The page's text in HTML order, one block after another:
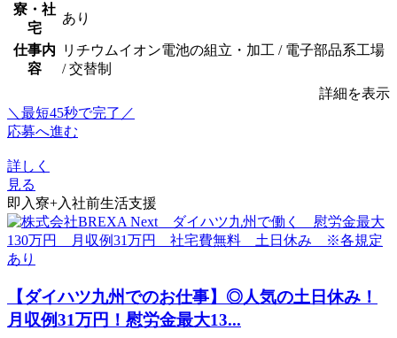
寮・社
宅
あり
仕事内
容
リチウムイオン電池の組立・加工 / 電子部品系工場
/ 交替制
詳細を表示
＼最短45秒で完了／
応募へ進む
詳しく
見る
即入寮+入社前生活支援
【ダイハツ九州でのお仕事】◎人気の土日休み！
月収例31万円！慰労金最大13...